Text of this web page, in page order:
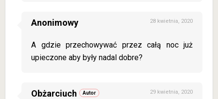
Anonimowy 28 kwietnia, 2020
A gdzie przechowywać przez całą noc już
upieczone aby były nadal dobre?
Obżarciuch 29 kwietnia, 2020